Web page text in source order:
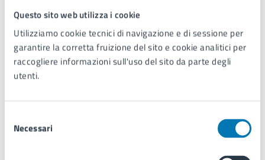
Questo sito web utilizza i cookie
Utilizziamo cookie tecnici di navigazione e di sessione per
garantire la corretta fruizione del sito e cookie analitici per
raccogliere informazioni sull'uso del sito da parte degli
utenti.
delNecessari
3) Varie ed eventuali
Commissione Turismo e Cultura di Municipalità 5